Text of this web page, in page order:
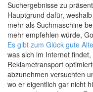
Suchergebnisse zu
Hauptgrund dafür,
mehr als Suchmaschine
mehr empfehlen würde,
Es gibt zum Glück gute
was sich im Internet
Reklametransport
abzunehmen versuchten
wo er eigentlich gar nicht